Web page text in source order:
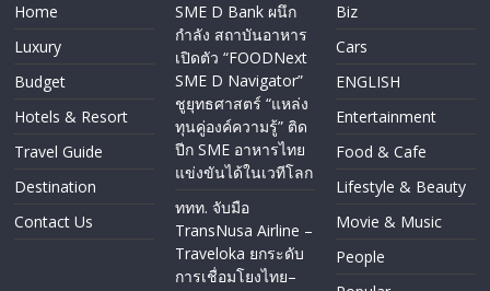
Home
Luxury
Budget
Hotels & Resort
Travel Guide
Destination
Contact Us
SME D Bank ผนึก
กำลัง สถาบันอาหาร
เปิดตัว “FOODNext
SME D Navigator”
ชูยุทธศาสตร์ “แหล่ง
ทุนคู่องค์ความรู้” ติด
ปีก SME อาหารไทย
แข่งขันได้ในเวทีโลก
ททท. จับมือ
TransNusa Airline –
Traveloka ยกระดับ
การเชื่อมโยงไทย–
Biz
Cars
ENGLISH​
Entertainment
Food & Cafe
Lifestyle & Beauty
Movie & Music
People